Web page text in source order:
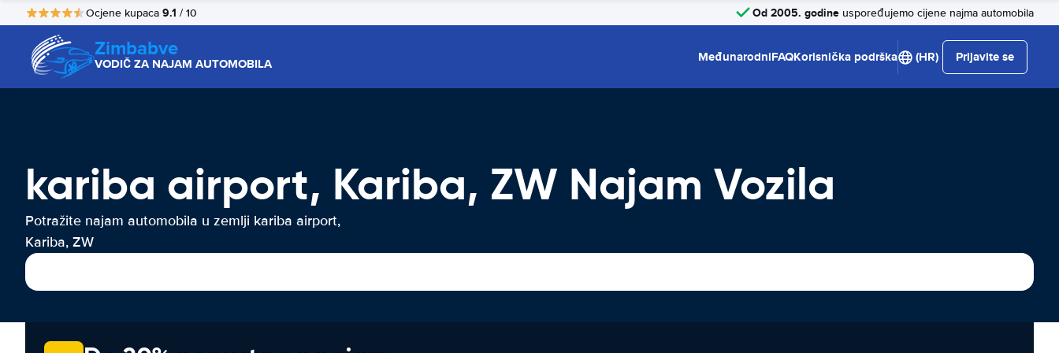
Ocjene kupaca 9.1 / 10 Od 2005. godine uspoređujemo cijene najma automobila
Zimbabve
VODIČ ZA NAJAM AUTOMOBILA MeđunarodniFAQKorisnička podrška (HR) Prijavite se
kariba airport, Kariba, ZW Najam Vozila
Potražite najam automobila u zemlji kariba airport,
Kariba, ZW